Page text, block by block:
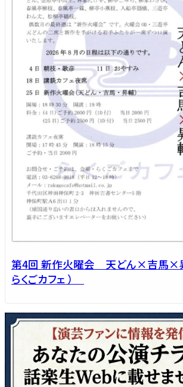
第4回 新作火曜会 天どん×吉馬×
らくごカフェ ）